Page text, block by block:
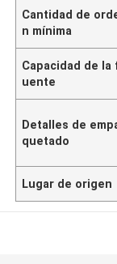
Cantidad de
n mínima
Capacidad de la
uente
Detalles de
quetado
Lugar de origen